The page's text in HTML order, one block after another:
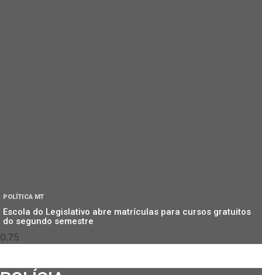
POLÍTICA MT
Escola do Legislativo abre matrículas para cursos gratuitos
do segundo semestre